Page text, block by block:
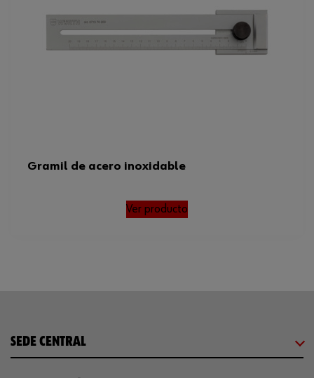
Gramil de acero inoxidable
Ver producto
SEDE CENTRAL